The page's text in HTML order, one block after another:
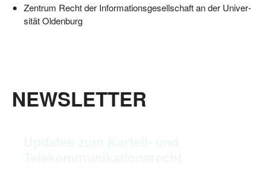
Zen­trum Recht der Infor­ma­ti­ons­ge­sell­schaft an der Uni­ver­
si­tät Oldenburg
NEWSLETTER